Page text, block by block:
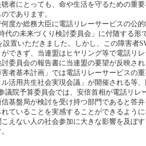
者にとっても、命や生活を守るための重
であります。
度か総務大臣に電話リレーサービスの公
代の未来づくり検討委員会」に付随する形
設置いただきました。しかし、この障害者
できず、当連盟はヒヤリング等で電話リ
委員会の報告書に当連盟の要望が反映さ
者基本計画」では電話リレーサービスの
活用共生社会実現会議」が開催される等
議院予算委員会では、安倍首相が電話リレ
基盤局が検討を受け持つ部門であると答
れていることを実感することができるよう
えない人の社会参加に大きな影響を及ぼ